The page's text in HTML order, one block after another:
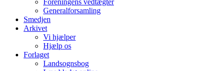
Foreningens vedtægter
Generalforsamling
Smedjen
Arkivet
Vi hjælper
Hjælp os
Forlaget
Landsognsbog